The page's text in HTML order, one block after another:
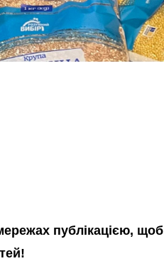
публікацією, щоб